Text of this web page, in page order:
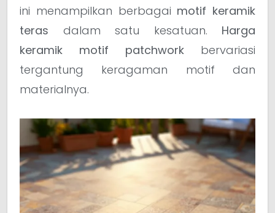
ini menampilkan berbagai motif keramik
teras dalam satu kesatuan. Harga
keramik motif patchwork bervariasi
tergantung keragaman motif dan
materialnya.